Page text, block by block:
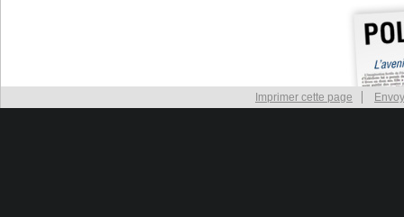
Imprimer cette page